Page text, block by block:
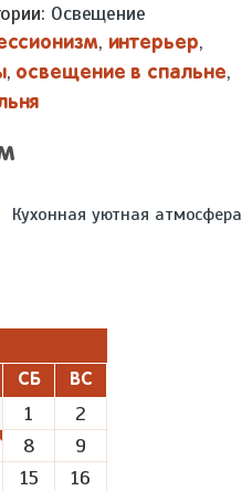
Освещение
, интерьер,
, освещение в спальне,
Кухонная уютная атмосфера
СБ ВС
1
2
8
9
15
16